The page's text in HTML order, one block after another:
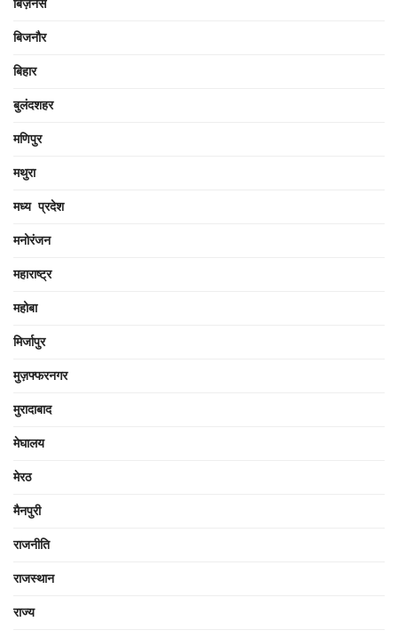
बिज़नेस
बिजनौर
बिहार
बुलंदशहर
मणिपुर
मथुरा
मध्य प्रदेश
मनोरंजन
महाराष्ट्र
महोबा
मिर्जापुर
मुज़फ्फरनगर
मुरादाबाद
मेघालय
मेरठ
मैनपुरी
राजनीति
राजस्थान
राज्य